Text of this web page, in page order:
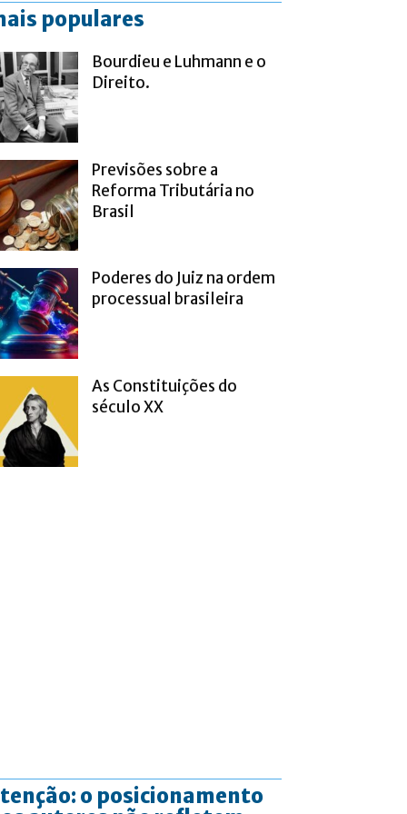
populares
Bourdieu e Luhmann e o
Direito.
Previsões sobre a
Reforma Tributária no
Brasil
Poderes do Juiz na ordem
processual brasileira
As Constituições do
século XX
o posicionamento